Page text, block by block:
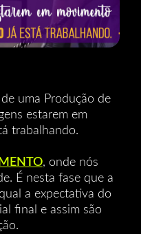
uma Produção de
estarem em
trabalhando.
, onde nós
É nesta fase que a
a expectativa do
final e assim são